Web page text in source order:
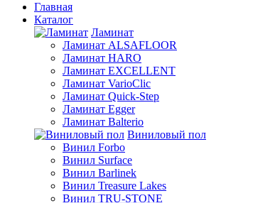
Главная
Каталог
Ламинат
Ламинат ALSAFLOOR
Ламинат HARO
Ламинат EXCELLENT
Ламинат VarioClic
Ламинат Quick-Step
Ламинат Egger
Ламинат Balterio
Виниловый пол
Винил Forbo
Винил Surface
Винил Barlinek
Винил Treasure Lakes
Винил TRU-STONE